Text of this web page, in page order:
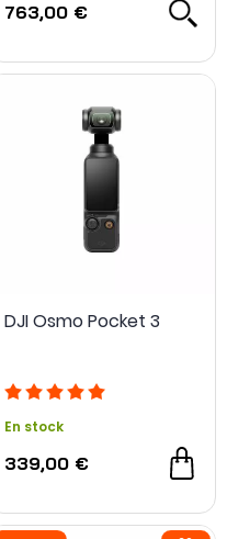
763,00 €
DJI Osmo Pocket 3
En stock
339,00 €